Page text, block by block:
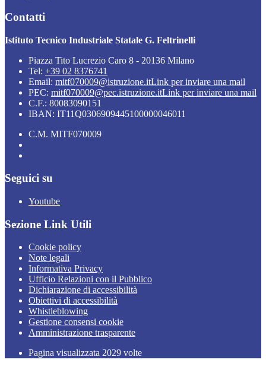
Contatti
Istituto Tecnico Industriale Statale G. Feltrinelli
Piazza Tito Lucrezio Caro 8 - 20136 Milano
Tel: +39 02 8376741
Email: mitf070009@istruzione.itLink per inviare una mail
PEC: mitf070009@pec.istruzione.itLink per inviare una mail
C.F.: 80083090151
IBAN: IT11Q0306909445100000046011
C.M. MITF070009
Seguici su
Youtube
Sezione Link Utili
Cookie policy
Note legali
Informativa Privacy
Ufficio Relazioni con il Pubblico
Dichiarazione di accessibilità
Obiettivi di accessibilità
Whistleblowing
Gestione consensi cookie
Amministrazione trasparente
Pagina visualizzata 2029 volte